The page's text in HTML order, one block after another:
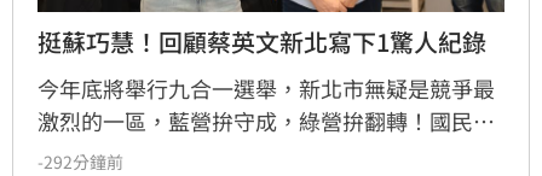
挺蘇巧慧！回顧蔡英文新北寫下1驚人紀錄
今年底將舉行九合一選舉，新北市無疑是競爭最
激烈的一區，藍營拚守成，綠營拚翻轉！國民黨
參選人李四川與民進黨參選人蘇巧慧民調更是呈
-292分鐘前